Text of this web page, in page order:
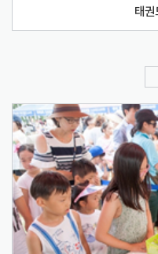
태권